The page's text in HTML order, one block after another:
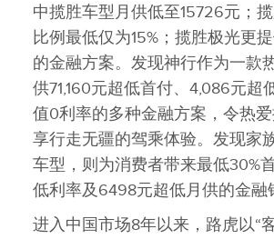
中揽胜车型月供低至15726元；
比例最低仅为15%；揽胜极光更
的金融方案。发现神行作为一款
供71,160元超低首付、4,086元超
值0利率的多种金融方案，令热
享行走无疆的驾乘体验。发现家
车型，则为消费者带来最低30%
低利率及6498元超低月供的金融
进入中国市场8年以来，路虎以“